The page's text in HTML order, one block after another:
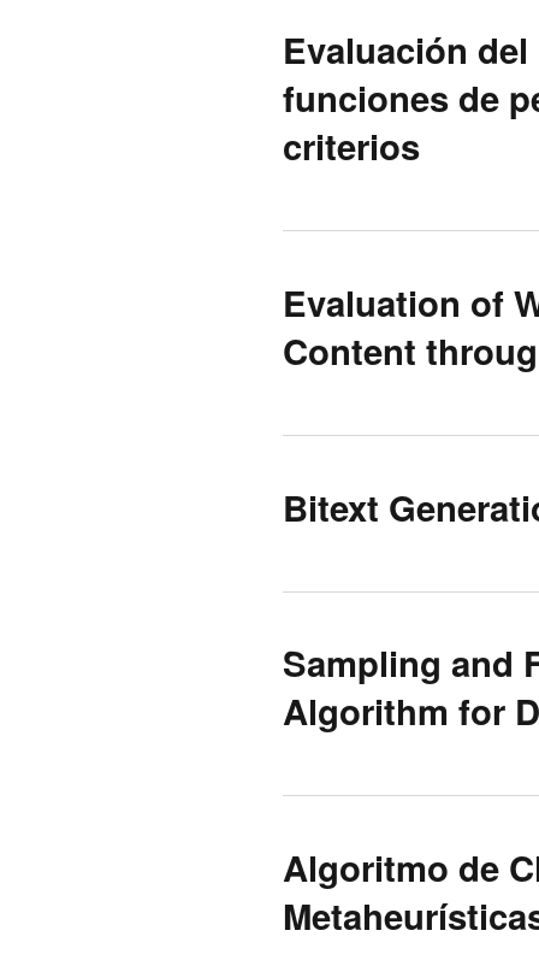
Evaluación
funciones de
criterios
Evaluation of
Content
Bitext
Sampling and
Algorithm for
Algoritmo de